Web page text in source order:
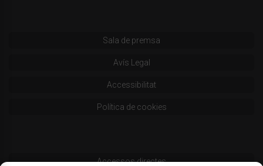
Sala de premsa
Avís Legal
Accessibilitat
Política de cookies
Accessos directes